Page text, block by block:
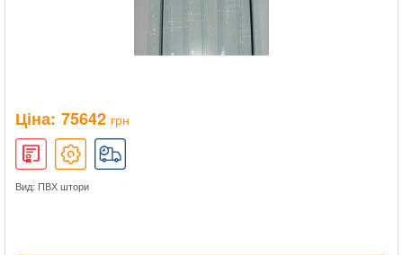
Ціна: 75642 грн
Вид: ПВХ штори